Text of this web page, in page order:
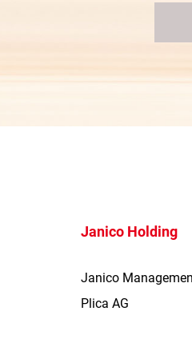
Janico Holding
Janico
Plica AG